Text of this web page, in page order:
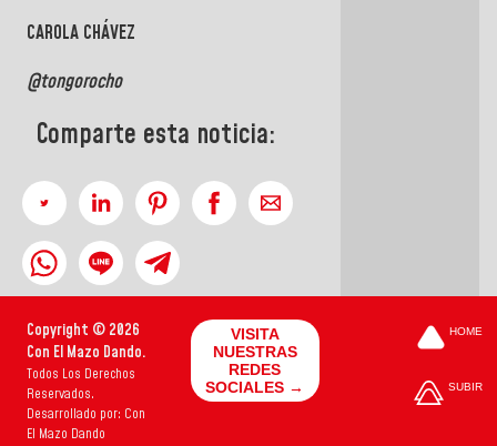
CAROLA CHÁVEZ
@tongorocho
Comparte esta noticia:
Copyright © 2026
Con El Mazo Dando.
Todos Los Derechos
Reservados.
Desarrollado por: Con
El Mazo Dando
VISITA
NUESTRAS
REDES
SOCIALES →
HOME
SUBIR